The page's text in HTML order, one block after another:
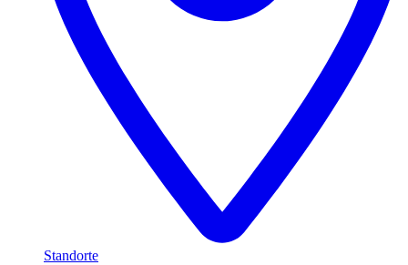
Standorte